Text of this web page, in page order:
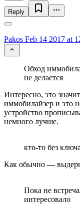
Reply
Pakos Feb 14 2017 at
Обход
не делается
Интересно, это
иммобилайзер и это
устройство
немного лучше.
кто-то без
Как обычно —
Пока не
интересовало